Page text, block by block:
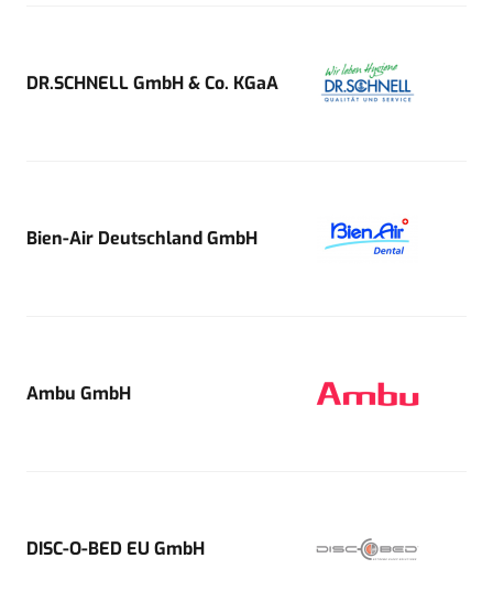
DR.SCHNELL GmbH & Co. KGaA
Bien-Air Deutschland GmbH
Ambu GmbH
DISC-O-BED EU GmbH